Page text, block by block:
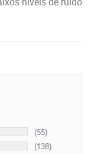
(55)
(138)